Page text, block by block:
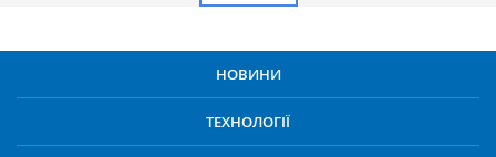
НОВИНИ
ТЕХНОЛОГІЇ